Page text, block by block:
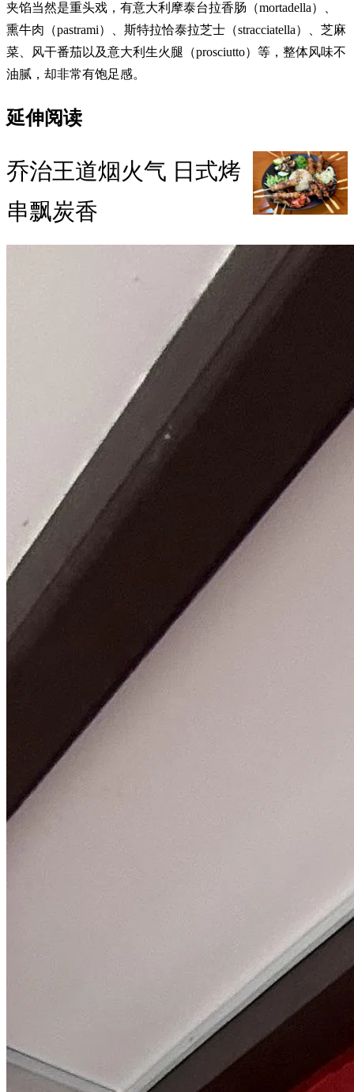
夹馅当然是重头戏，有意大利摩泰台拉香肠（mortadella）、
熏牛肉（pastrami）、斯特拉恰泰拉芝士（stracciatella）、芝麻
菜、风干番茄以及意大利生火腿（prosciutto）等，整体风味不
油腻，却非常有饱足感。
延伸阅读
乔治王道烟火气 日式烤
串飘炭香